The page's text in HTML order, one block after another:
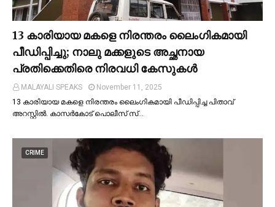
13 കാരിയായ മകളെ നിരന്തരം ലൈംഗികമായി
പീഡിപ്പിച്ചു; നാലു മക്കളുടെ അച്ഛനായ
പ്രതിക്കെതിരെ നിരവധി കേസുകള്‍
MALAYALI SPEAKS
November 11, 2025
13 കാരിയായ മകളെ നിരന്തരം ലൈംഗികമായി പീഡിപ്പിച്ച പിതാവ്
അറസ്റ്റില്‍. കാസർകോട് പൊലീസ് സ്…
CRIME